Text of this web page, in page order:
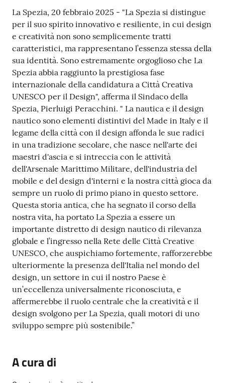
a
i
a
g
r
a
i
c
o
i
n
e
A
N
R
Tutti
gli
argomenti...
Seguici
Contenuto
La Spezia, 20 febbraio 2025 - "La Spezia si distingue
per il suo spirito innovativo e resiliente, in cui design
e creatività non sono semplicemente tratti
caratteristici, ma rappresentano l’essenza stessa della
sua identità. Sono estremamente orgoglioso che La
Spezia abbia raggiunto la prestigiosa fase
internazionale della candidatura a Città Creativa
UNESCO per il Design", afferma il Sindaco della
Spezia, Pierluigi Peracchini. " La nautica e il design
nautico sono elementi distintivi del Made in Italy e il
legame della città con il design affonda le sue radici
in una tradizione secolare, che nasce nell'arte dei
maestri d'ascia e si intreccia con le attività
dell'Arsenale Marittimo Militare, dell'industria del
mobile e del design d'interni e la nostra città gioca da
sempre un ruolo di primo piano in questo settore.
Questa storia antica, che ha segnato il corso della
nostra vita, ha portato La Spezia a essere un
importante distretto di design nautico di rilevanza
globale e l’ingresso nella Rete delle Città Creative
UNESCO, che auspichiamo fortemente, rafforzerebbe
ulteriormente la presenza dell'Italia nel mondo del
design, un settore in cui il nostro Paese è
un’eccellenza universalmente riconosciuta, e
affermerebbe il ruolo centrale che la creatività e il
design svolgono per La Spezia, quali motori di uno
sviluppo sempre più sostenibile.”
A cura di